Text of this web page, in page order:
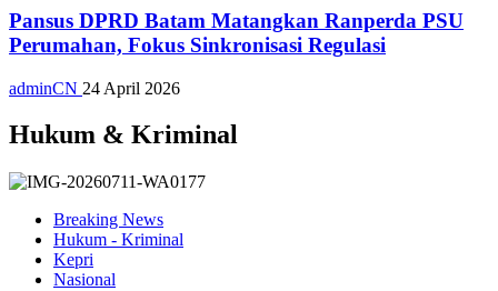
Pansus DPRD Batam Matangkan Ranperda PSU
Perumahan, Fokus Sinkronisasi Regulasi
adminCN 24 April 2026
Hukum & Kriminal
Breaking News
Hukum - Kriminal
Kepri
Nasional